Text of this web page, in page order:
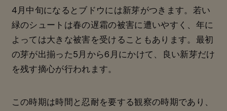
4月中旬になるとブドウには新芽がつきます。若い
緑のシュートは春の遅霜の被害に遭いやすく、年に
よっては大きな被害を受けることもあります。最初
の芽が出揃った5月から6月にかけて、良い新芽だけ
を残す摘心が行われます。
この時期は時間と忍耐を要する観察の時期であり、